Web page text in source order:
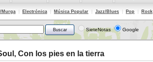
Murga Electrónica Música Popular Jazz/Blues Pop Rock
SieteNotas Google
Con los pies en la tierra